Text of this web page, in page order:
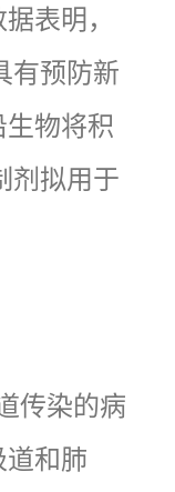
表明，
有预防新
物将积
剂拟用于
传染的病
道和肺